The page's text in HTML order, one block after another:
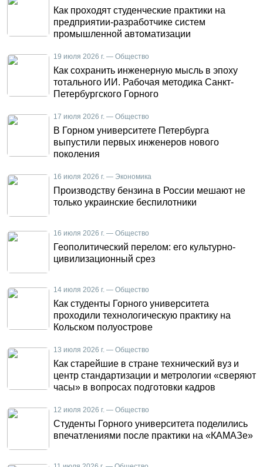
Как проходят студенческие практики на
предприятии-разработчике систем
промышленной автоматизации
19 июля 2026 г. — Общество
Как сохранить инженерную мысль в эпоху
тотального ИИ. Рабочая методика Санкт-
Петербургского Горного
17 июля 2026 г. — Общество
В Горном университете Петербурга
выпустили первых инженеров нового
поколения
16 июля 2026 г. — Экономика
Производству бензина в России мешают не
только украинские беспилотники
16 июля 2026 г. — Общество
Геополитический перелом: его культурно-
цивилизационный срез
14 июля 2026 г. — Общество
Как студенты Горного университета
проходили технологическую практику на
Кольском полуострове
13 июля 2026 г. — Общество
Как старейшие в стране технический вуз и
центр стандартизации и метрологии «сверяют
часы» в вопросах подготовки кадров
12 июля 2026 г. — Общество
Студенты Горного университета поделились
впечатлениями после практики на «КАМАЗе»